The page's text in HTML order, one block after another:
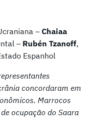
–Chaiaa
– Rubén Tzanoff,
Espanhol
concordaram em
Marrocos
ocupação do Saara